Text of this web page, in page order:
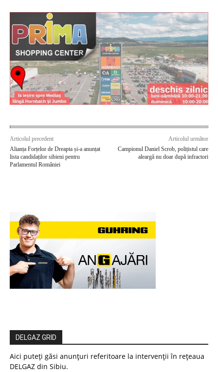
Articolul precedent
Alianța Forțelor de Dreapta și-a anunțat
lista candidaților sibieni pentru
Parlamentul României
Articolul următor
Campionul Daniel Scrob, polițistul care
aleargă nu doar după infractori
DELGAZ GRID
Aici puteți găsi anunțuri referitoare la intervenții în rețeaua
DELGAZ din Sibiu.